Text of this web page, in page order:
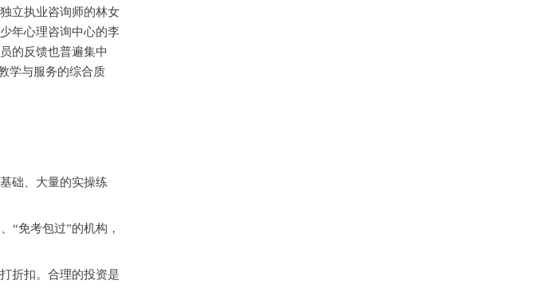
立执业咨询师的林女
年心理咨询中心的李
的反馈也普遍集中
学与服务的综合质
础、大量的实操练
“免考包过”的机构，
折扣。合理的投资是